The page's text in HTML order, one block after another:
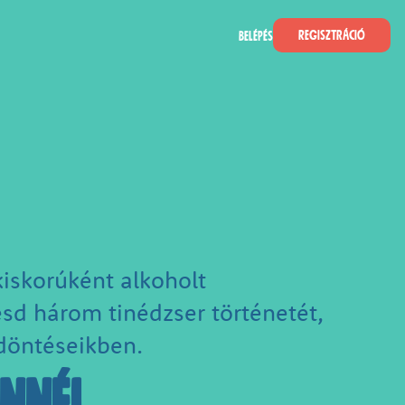
Belépés Regisztráció
alkoholt
három tinédzser történetét,